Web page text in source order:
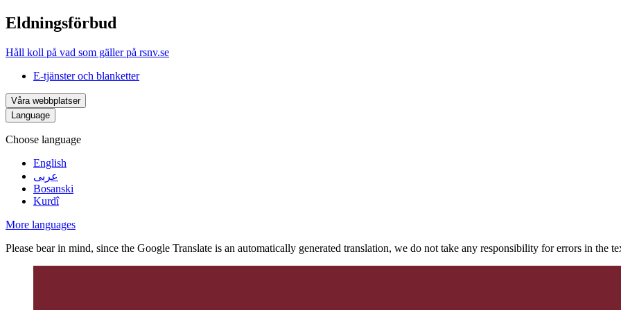
Eldningsförbud
Håll koll på vad som gäller på rsnv.se
E-tjänster och blanketter
Våra webbplatser
Language
Choose language
English
عربى
Bosanski
Kurdî
More languages
Please bear in mind, since the Google Translate is an automatically generated translation, we do not take any responsibility for errors in the